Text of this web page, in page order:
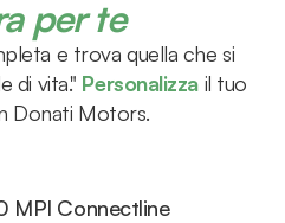
per te
e trova quella che si
di vita." Personalizza il tuo
Donati Motors.
MPI Connectline